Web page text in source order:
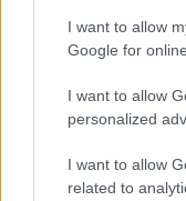
I want to allow
Google for
I want to allow
personalized
I want to allow
related to
Los problemas han
conseguido
lo normal en
su favor, que le
Habrá que estar
alternativa de Oier